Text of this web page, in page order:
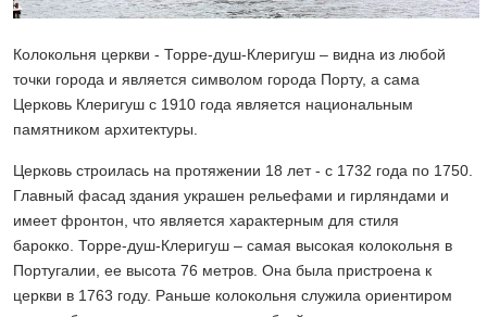
Колокольня церкви - Торре-душ-Клеригуш – видна из любой
точки города и является символом города Порту, а сама
Церковь Клеригуш с 1910 года является национальным
памятником архитектуры.
Церковь строилась на протяжении 18 лет - с 1732 года по 1750.
Главный фасад здания украшен рельефами и гирляндами и
имеет фронтон, что является характерным для стиля
барокко. Торре-душ-Клеригуш – самая высокая колокольня в
Португалии, ее высота 76 метров. Она была пристроена к
церкви в 1763 году. Раньше колокольня служила ориентиром